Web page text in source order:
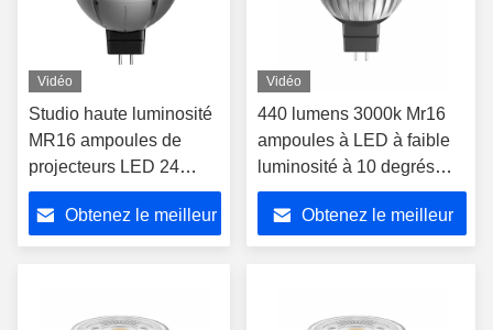
Vidéo
Studio haute luminosité
MR16 ampoules de
projecteurs LED 24
degrés 4000K blanc
frais Obtenez le meilleur
Vidéo
440 lumens 3000k Mr16
ampoules à LED à faible
luminosité à 10 degrés
angle de faisceau
Obtenez le meilleur